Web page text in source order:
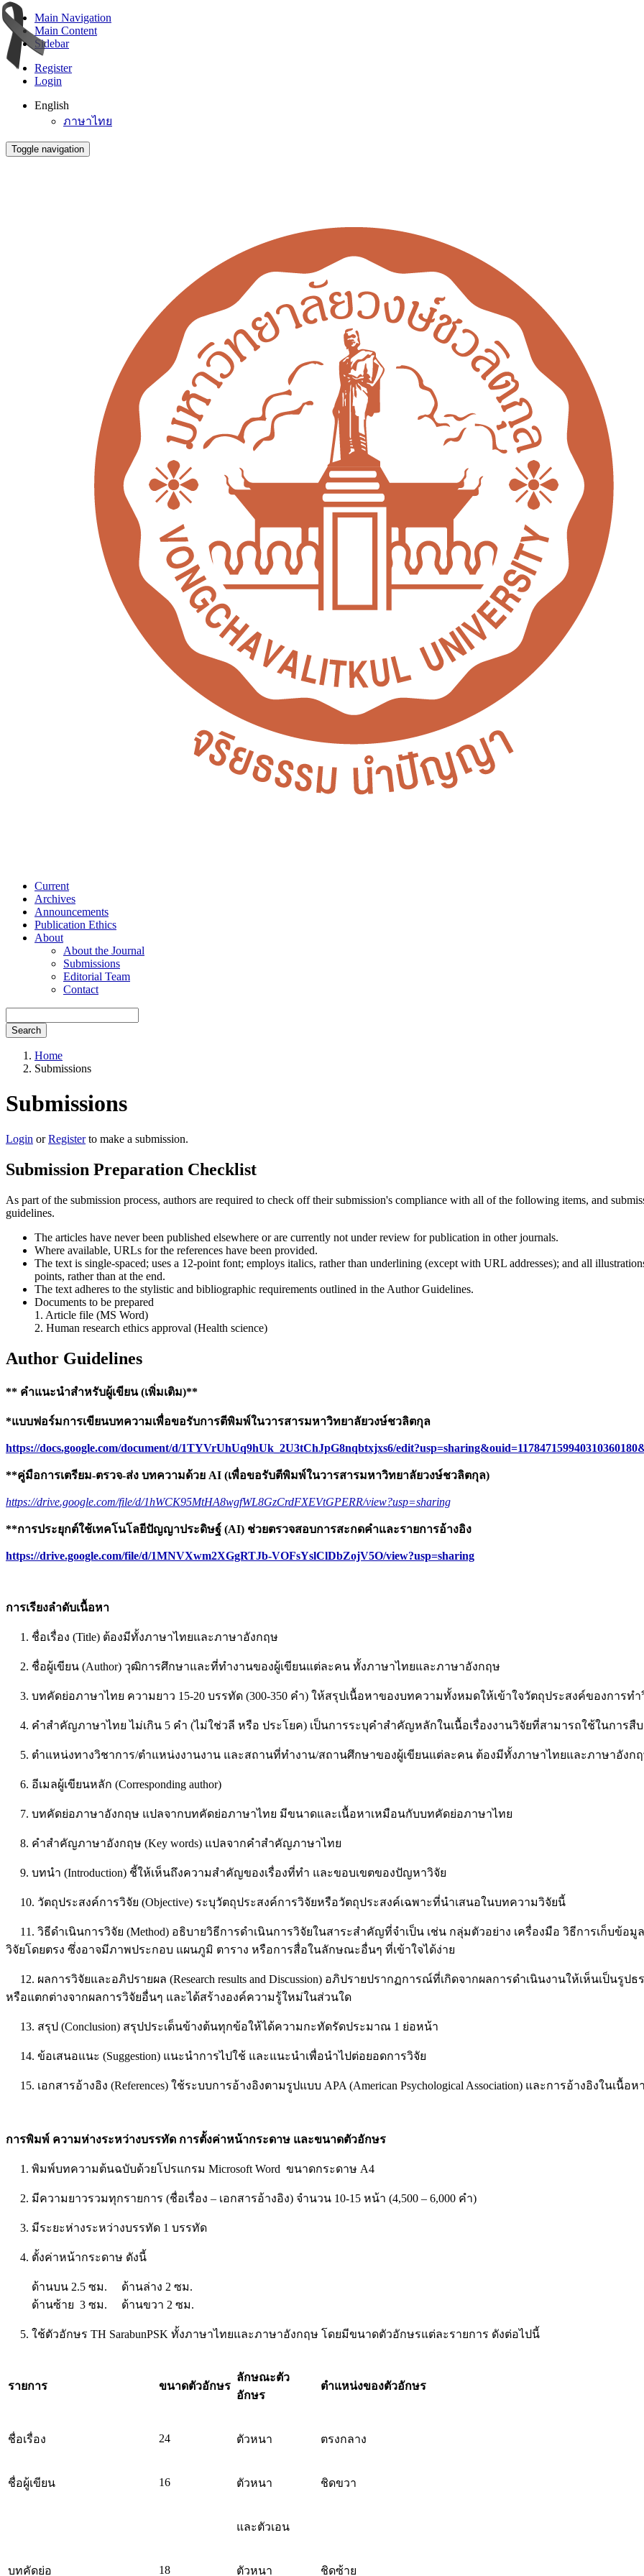
Main Navigation
Main Content
Sidebar
Register
Login
English
ภาษาไทย
Toggle navigation
Current
Archives
Announcements
Publication Ethics
About
About the Journal
Submissions
Editorial Team
Contact
Search
Home
Submissions
Submissions
Login orRegisterto make a submission.
Submission Preparation Checklist
As part of the submission process, authors are required to check off their submission's compliance with all of the following items, and
guidelines.
The articles have never been published elsewhere or are currently not under review for publication in other journals.
Where available, URLs for the references have been provided.
The text is single-spaced; uses a 12-point font; employs italics, rather than underlining (except with URL addresses); and all
points, rather than at the end.
The text adheres to the stylistic and bibliographic requirements outlined in the Author Guidelines.
Documents to be prepared
1. Article file (MS Word)
2. Human research ethics approval (Health science)
Author Guidelines
** คำแนะนำสำหรับผู้เขียน (เพิ่มเติม)**
*แบบฟอร์มการเขียนบทความเพื่อขอรับการตีพิมพ์ในวารสารมหาวิทยาลัยวงษ์ชวลิตกุล
https://docs.google.com/document/d/1TYVrUhUq9hUk_2U3tChJpG8nqbtxjxs6/
**คู่มือการเตรียม-ตรวจ-ส่ง บทความด้วย AI (เพื่อขอรับตีพิมพ์ในวารสารมหาวิทยาลัยวงษ์ชวลิตกุล)
https://drive.google.com/file/d/1hWCK95MtHA8wgfWL8GzCrdFXEVtGPERR/view?usp=sharing
**การประยุกต์ใช้เทคโนโลยีปัญญาประดิษฐ์ (AI) ช่วยตรวจสอบการสะกดคำและรายการอ้างอิง
https://drive.google.com/file/d/1MNVXwm2XGgRTJb-VOFsYslClDbZojV5O/view?usp=sharing
การเรียงลำดับเนื้อหา
1. ชื่อเรื่อง (Title) ต้องมีทั้งภาษาไทยและภาษาอังกฤษ
2. ชื่อผู้เขียน (Author) วุฒิการศึกษาและที่ทำงานของผู้เขียนแต่ละคน ทั้งภาษาไทยและภาษาอังกฤษ
3. บทคัดย่อภาษาไทย ความยาว 15-20 บรรทัด (300-350 คำ) ให้สรุปเนื้อหาของบทความทั้งหมดให้เข้าใจวัตถุประสงค์ของการท
4. คำสำคัญภาษาไทย ไม่เกิน 5 คำ (ไม่ใช่วลี หรือ ประโยค) เป็นการระบุคำสำคัญหลักในเนื้อเรื่องงานวิจัยที่สามารถใช้ในการสื
5. ตำแหน่งทางวิชาการ/ตำแหน่งงานงาน และสถานที่ทำงาน/สถานศึกษาของผู้เขียนแต่ละคน ต้องมีทั้งภาษาไทยและภาษาอังก
6. อีเมลผู้เขียนหลัก (Corresponding author)
7. บทคัดย่อภาษาอังกฤษ แปลจากบทคัดย่อภาษาไทย มีขนาดและเนื้อหาเหมือนกับบทคัดย่อภาษาไทย
8. คำสำคัญภาษาอังกฤษ (Key words) แปลจากคำสำคัญภาษาไทย
9. บทนำ (Introduction) ชี้ให้เห็นถึงความสำคัญของเรื่องที่ทำ และขอบเขตของปัญหาวิจัย
10. วัตถุประสงค์การวิจัย (Objective) ระบุวัตถุประสงค์การวิจัยหรือวัตถุประสงค์เฉพาะที่นำเสนอในบทความวิจัยนี้
11. วิธีดำเนินการวิจัย (Method) อธิบายวิธีการดำเนินการวิจัยในสาระสำคัญที่จำเป็น เช่น กลุ่มตัวอย่าง เครื่องมือ วิธีการเก็บข้อมู
วิจัยโดยตรง ซึ่งอาจมีภาพประกอบ แผนภูมิ ตาราง หรือการสื่อในลักษณะอื่นๆ ที่เข้าใจได้ง่าย
12. ผลการวิจัยและอภิปรายผล (Research results and Discussion) อภิปรายปรากฏการณ์ที่เกิดจากผลการดำเนินงานให้เห็นเป็นรู
หรือแตกต่างจากผลการวิจัยอื่นๆ และได้สร้างองค์ความรู้ใหม่ในส่วนใด
13. สรุป (Conclusion) สรุปประเด็นข้างต้นทุกข้อให้ได้ความกะทัดรัดประมาณ 1 ย่อหน้า
14. ข้อเสนอแนะ (Suggestion) แนะนำการไปใช้ และแนะนำเพื่อนำไปต่อยอดการวิจัย
15. เอกสารอ้างอิง (References) ใช้ระบบการอ้างอิงตามรูปแบบ APA (American Psychological Association) และการอ้างอิงใน
การพิมพ์ ความห่างระหว่างบรรทัด การตั้งค่าหน้ากระดาษ และขนาดตัวอักษร
1. พิมพ์บทความต้นฉบับด้วยโปรแกรม Microsoft Word ขนาดกระดาษ A4
2. มีความยาวรวมทุกรายการ (ชื่อเรื่อง – เอกสารอ้างอิง) จำนวน 10-15 หน้า (4,500 – 6,000 คำ)
3. มีระยะห่างระหว่างบรรทัด 1 บรรทัด
4. ตั้งค่าหน้ากระดาษ ดังนี้
ด้านบน 2.5 ซม. ด้านล่าง 2 ซม.
ด้านซ้าย 3 ซม. ด้านขวา 2 ซม.
5. ใช้ตัวอักษร TH SarabunPSK ทั้งภาษาไทยและภาษาอังกฤษ โดยมีขนาดตัวอักษรแต่ละรายการ ดังต่อไปนี้
รายการ ขนาดตัวอักษร
ลักษณะตัว
อักษร
ตำแหน่งของตัวอักษร
ชื่อเรื่อง 24 ตัวหนา ตรงกลาง
ชื่อผู้เขียน 16 ตัวหนา ชิดขวา
และตัวเอน
บทคัดย่อ 18 ตัวหนา ชิดซ้าย